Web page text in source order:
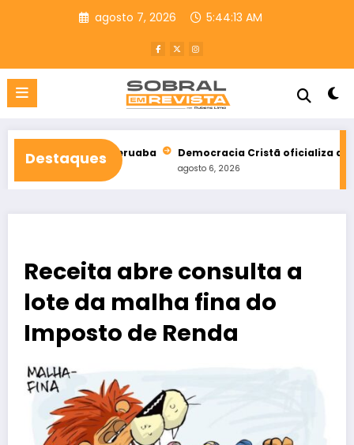
agosto 7, 2026 5:44:14 AM
Destaques
Taperuaba Democracia Cristã oficializa apoio a Ciro
agosto 6, 2026
Receita abre consulta a
lote da malha fina do
Imposto de Renda